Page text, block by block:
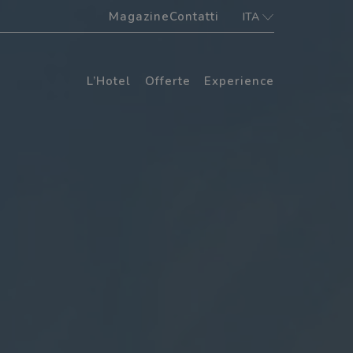
MagazineContatti ITA
L’Hotel Offerte Experience